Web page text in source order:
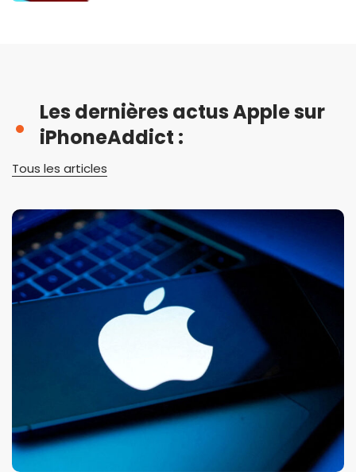
Les dernières actus Apple sur
iPhoneAddict :
Tous les articles